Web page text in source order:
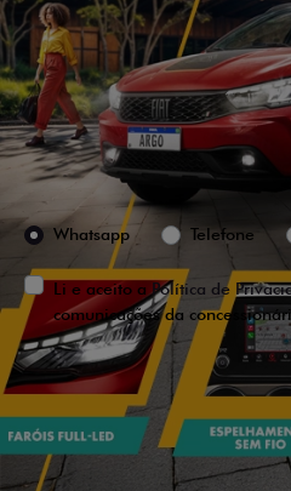
Versão escolhida
Preferência de contato:
Whatsapp
Telefone
Li e aceito a Política de
comunicações da
ENTRAR EM